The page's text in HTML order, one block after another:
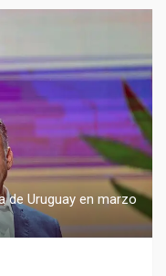
de Uruguay en marzo